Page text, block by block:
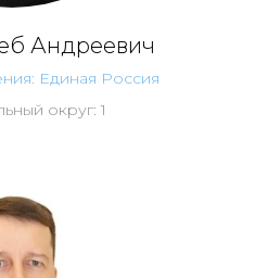
Андреевич
Единая Россия
округ: 1